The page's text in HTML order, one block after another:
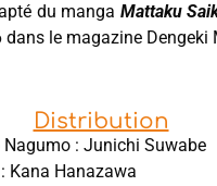
du manga Mattaku
dans le magazine Dengeki
Distribution
Nagumo : Junichi Suwabe
Kana Hanazawa